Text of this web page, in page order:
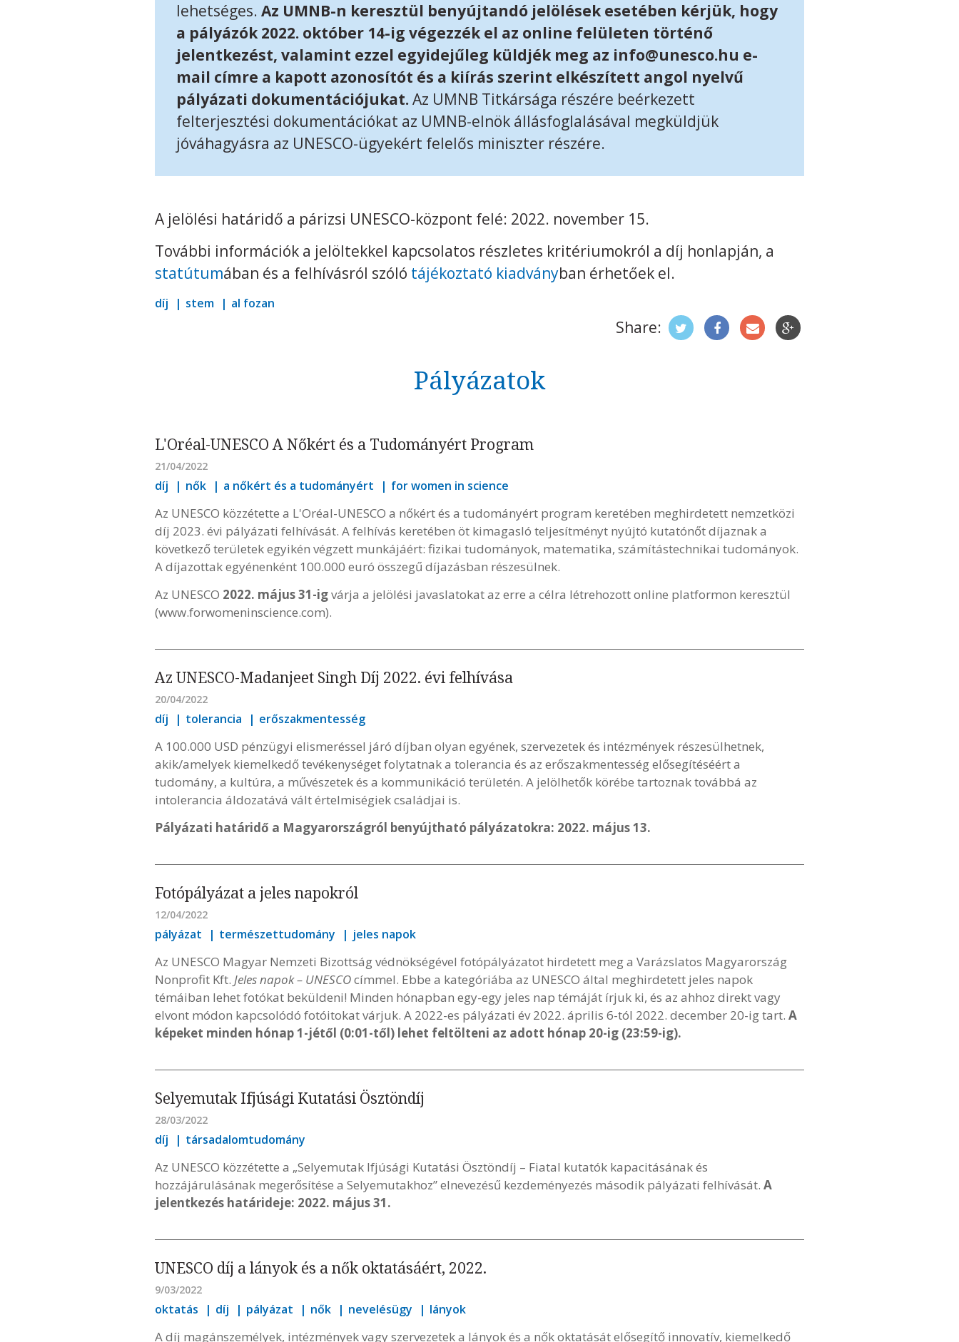
lehetséges. Az UMNB-n keresztül benyújtandó jelölések esetében kérjük, hogy
a pályázók 2022. október 14-ig végezzék el az online felületen történő
jelentkezést, valamint ezzel egyidejűleg küldjék meg az info@unesco.hu e-
mail címre a kapott azonosítót és a kiírás szerint elkészített angol nyelvű
pályázati dokumentációjukat.Az UMNB Titkársága részére beérkezett
felterjesztési dokumentációkat az UMNB-elnök állásfoglalásával megküldjük
jóváhagyásra az UNESCO-ügyekért felelős miniszter részére.
A jelölési határidő a párizsi UNESCO-központ felé: 2022. november 15.
További információk a jelöltekkel kapcsolatos részletes kritériumokról a díj honlapján, a
statútumában és a felhívásról szóló tájékoztató kiadványban érhetőek el.
díj stem al fozan
Share:
Pályázatok
L'Oréal-UNESCO A Nőkért és a Tudományért Program
21/04/2022
díj nők a nőkért és a tudományért for women in science
Az UNESCO közzétette a L'Oréal-UNESCO a nőkért és a tudományért program keretében meghirdetett nemzetközi
díj 2023. évi pályázati felhívását. A felhívás keretében öt kimagasló teljesítményt nyújtó kutatónőt díjaznak a
következő területek egyikén végzett munkájáért: fizikai tudományok, matematika, számítástechnikai tudományok.
A díjazottak egyénenként 100.000 euró összegű díjazásban részesülnek.
Az UNESCO 2022. május 31-igvárja a jelölési javaslatokat az erre a célra létrehozott online platformon keresztül
(www.forwomeninscience.com).
Az UNESCO-Madanjeet Singh Díj 2022. évi felhívása
20/04/2022
díj tolerancia erőszakmentesség
A 100.000 USD pénzügyi elismeréssel járó díjban olyan egyének, szervezetek és intézmények részesülhetnek,
akik/amelyek kiemelkedő tevékenységet folytatnak a tolerancia és az erőszakmentesség elősegítéséért a
tudomány, a kultúra, a művészetek és a kommunikáció területén. A jelölhetők körébe tartoznak továbbá az
intolerancia áldozatává vált értelmiségiek családjai is.
Pályázati határidő a Magyarországról benyújtható pályázatokra: 2022. május 13.
Fotópályázat a jeles napokról
12/04/2022
pályázat természettudomány jeles napok
Az UNESCO Magyar Nemzeti Bizottság védnökségével fotópályázatot hirdetett meg a Varázslatos Magyarország
Nonprofit Kft. Jeles napok – UNESCOcímmel. Ebbe a kategóriába az UNESCO által meghirdetett jeles napok
témáiban lehet fotókat beküldeni! Minden hónapban egy-egy jeles nap témáját írjuk ki, és az ahhoz direkt vagy
elvont módon kapcsolódó fotóitokat várjuk. A 2022-es pályázati év 2022. április 6-tól 2022. december 20-ig tart. A
képeket minden hónap 1-jétől (0:01-től) lehet feltölteni az adott hónap 20-ig (23:59-ig).
Selyemutak Ifjúsági Kutatási Ösztöndíj
28/03/2022
díj társadalomtudomány
Az UNESCO közzétette a „Selyemutak Ifjúsági Kutatási Ösztöndíj – Fiatal kutatók kapacitásának és
hozzájárulásának megerősítése a Selyemutakhoz” elnevezésű kezdeményezés második pályázati felhívását. A
jelentkezés határideje: 2022. május 31.
UNESCO díj a lányok és a nők oktatásáért, 2022.
9/03/2022
oktatás díj pályázat nők nevelésügy lányok
A díj magánszemélyek, intézmények vagy szervezetek a lányok és a nők oktatását elősegítő innovatív, kiemelkedő